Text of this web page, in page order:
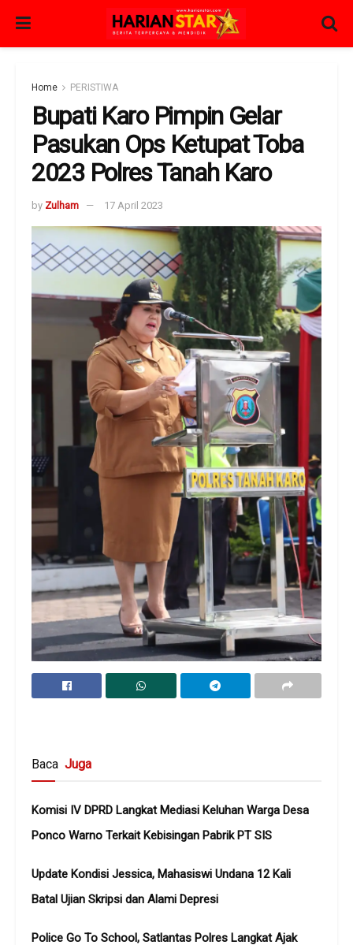
Home PERISTIWA
Bupati Karo Pimpin Gelar
Pasukan Ops Ketupat Toba
2023 Polres Tanah Karo
by Zulham 17 April 2023
Baca Juga
Komisi IV DPRD Langkat Mediasi Keluhan Warga Desa
Ponco Warno Terkait Kebisingan Pabrik PT SIS
Update Kondisi Jessica, Mahasiswi Undana 12 Kali
Batal Ujian Skripsi dan Alami Depresi
Police Go To School, Satlantas Polres Langkat Ajak